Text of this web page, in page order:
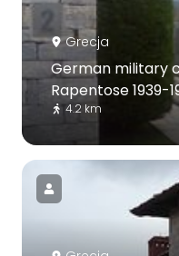
Grecja
German military
Rapentose 1939-
4.2 km